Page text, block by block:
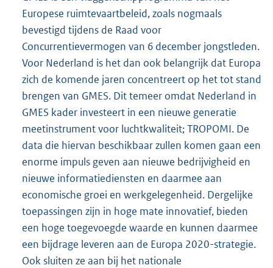
Europese ruimtevaartbeleid, zoals nogmaals
bevestigd tijdens de Raad voor
Concurrentievermogen van 6 december jongstleden.
Voor Nederland is het dan ook belangrijk dat Europa
zich de komende jaren concentreert op het tot stand
brengen van GMES. Dit temeer omdat Nederland in
GMES kader investeert in een nieuwe generatie
meetinstrument voor luchtkwaliteit; TROPOMI. De
data die hiervan beschikbaar zullen komen gaan een
enorme impuls geven aan nieuwe bedrijvigheid en
nieuwe informatiediensten en daarmee aan
economische groei en werkgelegenheid. Dergelijke
toepassingen zijn in hoge mate innovatief, bieden
een hoge toegevoegde waarde en kunnen daarmee
een bijdrage leveren aan de Europa 2020-strategie.
Ook sluiten ze aan bij het nationale